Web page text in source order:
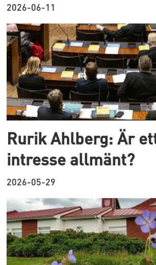
2026-06-11
Rurik Ahlberg: Är
intresse allmänt?
2026-05-29